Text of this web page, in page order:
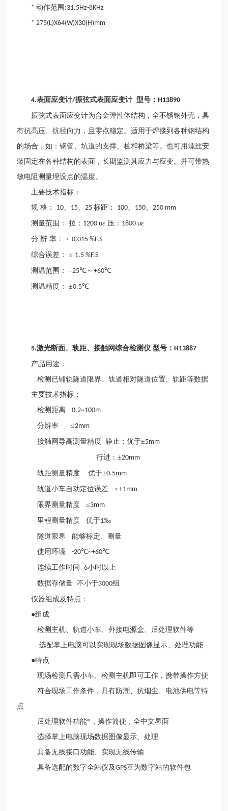
*动作范围 :31.5Hz-8KHz
* 275(L)X64(W)X30(H)mm
4.表面应变计/振弦式表面应变计 型号：H13890
振弦式表面应变计为合金弹性体结构，全不锈钢外壳，具
有抗高压、抗径向力，且零点稳定。适用于焊接到各种钢结构
的场合，如：钢管、坑道的支撑、桩和桥梁等。也可用螺丝安
装固定在各种结构的表面，长期监测其应力与应变。并可带热
敏电阻测量埋设点的温度。
主要技术指标：
规 格： 10 15 25标距： 100 150
250 mm
测量范围：
拉： 1200 uε 压： 1800 uε
分 辨 率： ≤0.015 %F.S
综合误差：
≤ 1.5 %F.S
测温范围：
–25℃～+60℃
测温精度： ±0.5℃
5.激光断面、轨距、接触网综合检测仪 型号：H13887
产品用途：
检测已铺轨隧道限界、轨道相对隧道位置、轨距等数据
主要技术指标：
检测距离
0.2~100m
分辨率
≤2mm
接触网导高测量精度 静止：优于±5mm
行进：±20mm
轨距测量精度
优于±0.5mm
轨道小车自动定位误差
≤±1mm
限界测量精度
≤3mm
里程测量精度
优于1‰
隧道限界
能够标定、测量
使用环境
-20℃~+60℃
连续工作时间 6小时以上
数据存储量 不小于3000组
仪器组成及特点：
●组成
检测主机、轨道小车、外接电源盒、后处理软件等
选配掌上电脑可以实现现场数据图像显示、处理功能
●特点
现场检测只需小车、检测主机即可工作，携带操作方便
符合现场工作条件，具有防潮、抗烟尘、电池供电等特
点
后处理软件功能*，操作简便，全中文界面
选择掌上电脑现场数据图像显示、处理
具备无线接口功能、实现无线传输
具备选配的数字全站仪及GPS互为数字站的软件包